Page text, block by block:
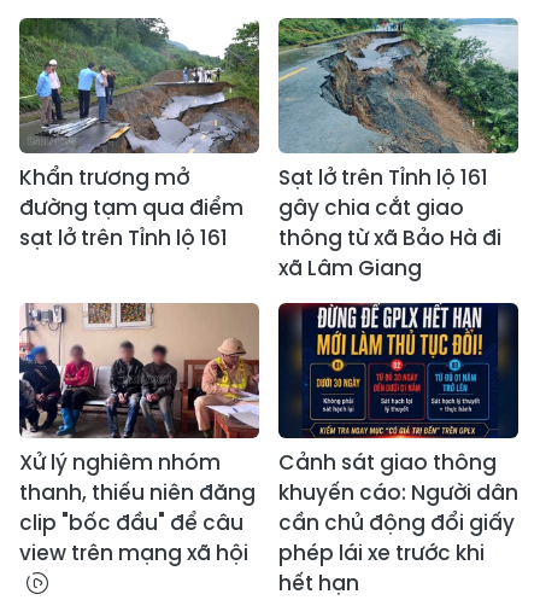
Khẩn trương mở
đường tạm qua điểm
sạt lở trên Tỉnh lộ 161
Sạt lở trên Tỉnh lộ 161
gây chia cắt giao
thông từ xã Bảo Hà đi
xã Lâm Giang
Xử lý nghiêm nhóm
thanh, thiếu niên đăng
clip "bốc đầu" để câu
view trên mạng xã hội
Cảnh sát giao thông
khuyến cáo: Người dân
cần chủ động đổi giấy
phép lái xe trước khi
hết hạn